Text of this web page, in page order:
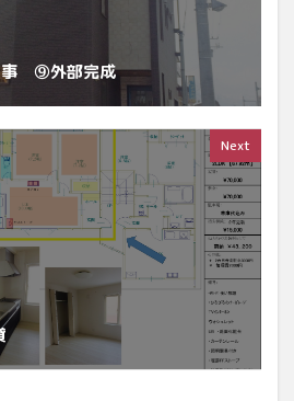
事 ⑨外部完成
Next